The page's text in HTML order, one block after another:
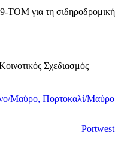
TOM για τη σιδηροδρομική
Σχεδιασμός
Μαύρο, Πορτοκαλί/Μαύρο
Portwest